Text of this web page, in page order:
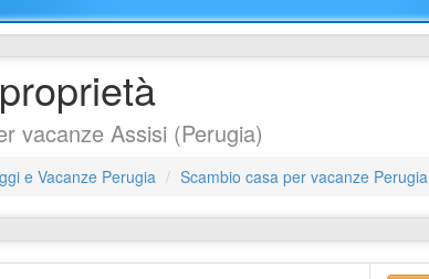
vacanze Assisi (Perugia)
e Vacanze Perugia Scambio casa per vacanze Perugia